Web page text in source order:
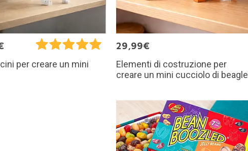
per creare un mini
29,99€
Elementi di costruzione per
creare un mini cucciolo di beagle